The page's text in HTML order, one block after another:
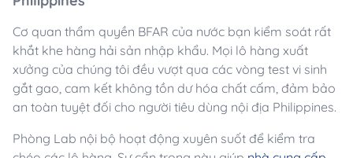
Cơ quan thẩm quyền BFAR của nước bạn kiểm soát rất
khắt khe hàng hải sản nhập khẩu. Mọi lô hàng xuất
xưởng của chúng tôi đều vượt qua các vòng test vi sinh
gắt gao, cam kết không tồn dư hóa chất cấm, đảm bảo
an toàn tuyệt đối cho người tiêu dùng nội địa Philippines.
Phòng Lab nội bộ hoạt động xuyên suốt để kiểm tra